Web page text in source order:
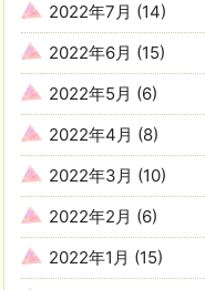
2022年7月 (14)
2022年6月 (15)
2022年5月 (6)
2022年4月 (8)
2022年3月 (10)
2022年2月 (6)
2022年1月 (15)